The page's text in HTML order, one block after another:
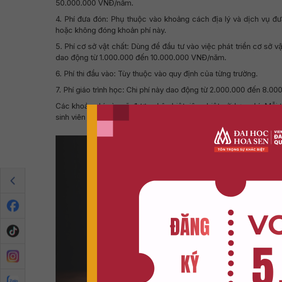
50.000.000 VNĐ/năm.
4. Phí đưa đón: Phụ thuộc vào khoảng cách địa lý và dịch vụ
hoặc không đóng khoản phí này.
5. Phí cơ sở vật chất: Dùng để đầu tư vào việc phát triển cơ sở
dao động từ 1.000.000 đến 10.000.000 VNĐ/năm.
6. Phí thi đầu vào: Tùy thuộc vào quy định của từng trường.
7. Phí giáo trình học: Chi phí này dao động từ 2.000.000 đến
Các khoản phí này sẽ được phân biệt riêng biệt với học phí.
sinh viên cần phải tìm hiểu kỹ lưỡng để có thể chủ động trong mọi